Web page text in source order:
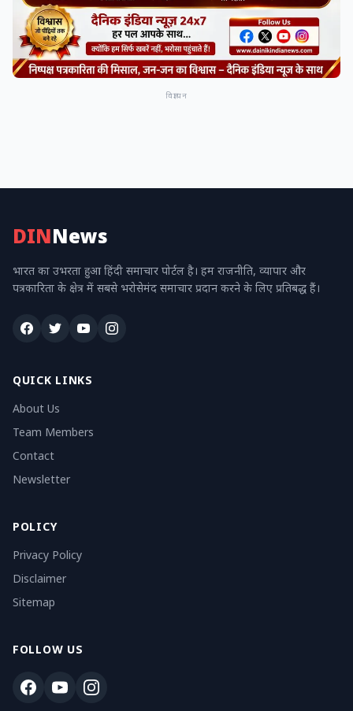
विज्ञापन
DINNews
भारत का उभरता हुआ हिंदी समाचार पोर्टल है। हम राजनीति, व्यापार और
पत्रकारिता के क्षेत्र में सबसे भरोसेमंद समाचार प्रदान करने के लिए प्रतिबद्ध हैं।
QUICK LINKS
About Us
Team Members
Contact
Newsletter
POLICY
Privacy Policy
Disclaimer
Sitemap
FOLLOW US